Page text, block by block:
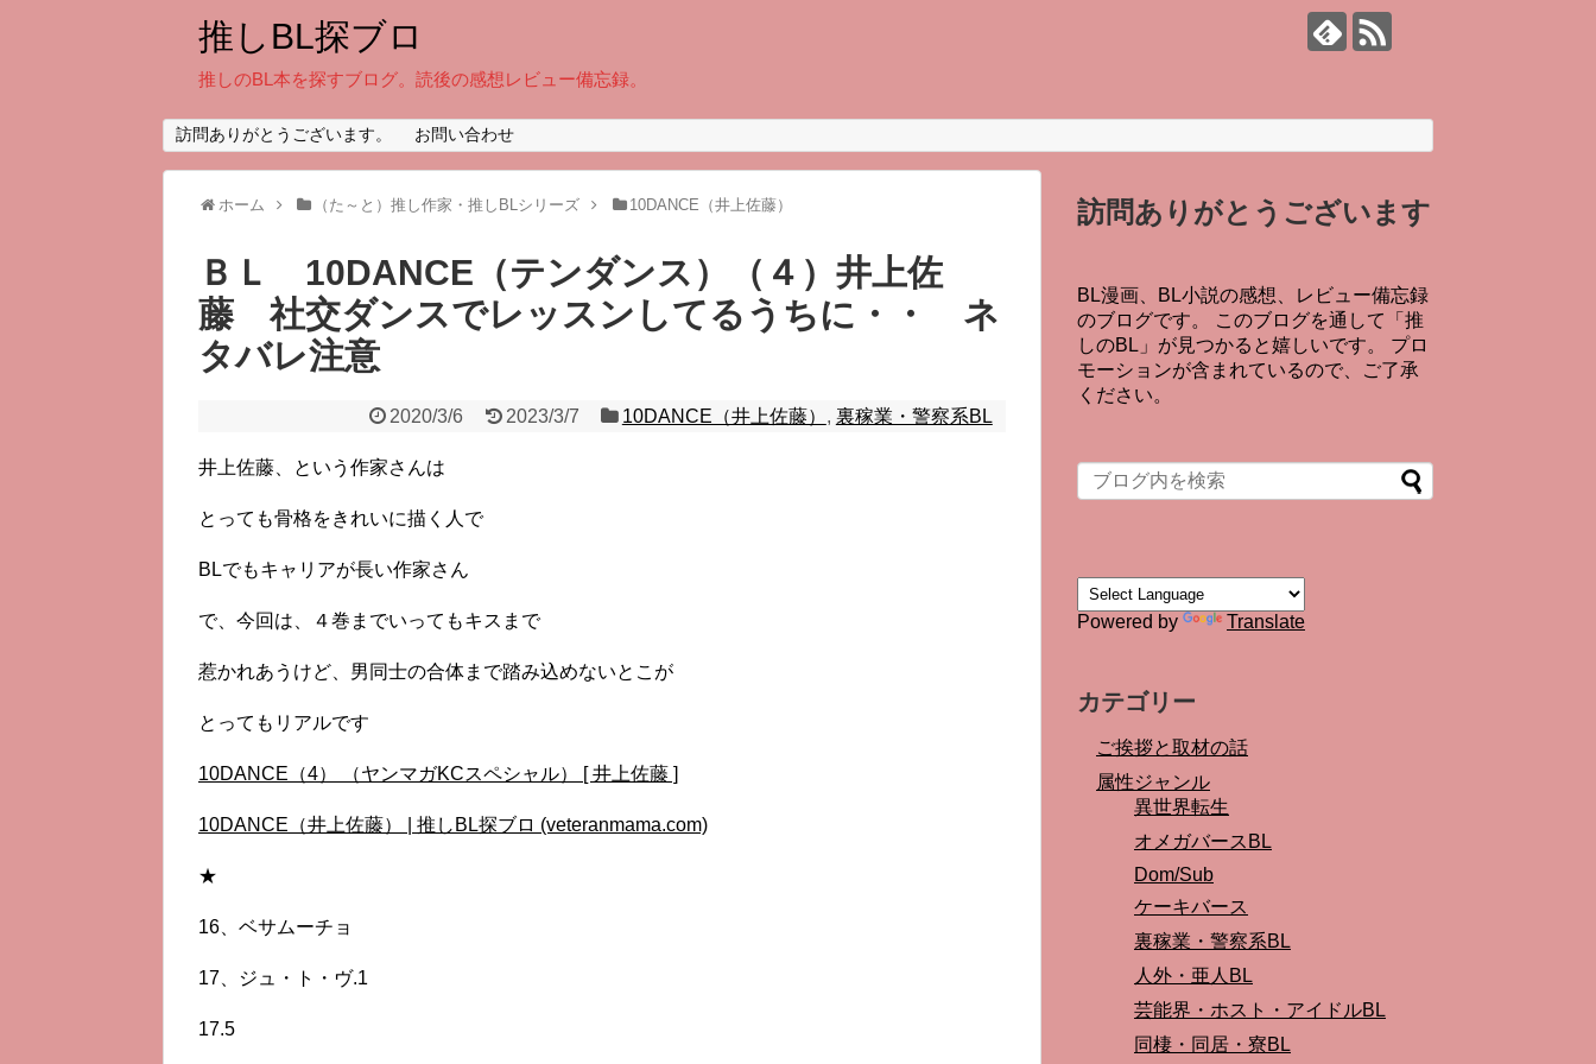
推しBL探ブロ
推しのBL本を探すブログ。読後の感想レビュー備忘録。
訪問ありがとうございます。 お問い合わせ
ホーム （た～と）推し作家・推しBLシリーズ 10DANCE（井上佐藤）
ＢＬ 10DANCE（テンダンス）（４）井上佐
藤 社交ダンスでレッスンしてるうちに・・ ネ
タバレ注意
2020/3/6 2023/3/7 10DANCE（井上佐藤） , 裏稼業・警察系BL
井上佐藤、という作家さんは
とっても骨格をきれいに描く人で
BLでもキャリアが長い作家さん
で、今回は、４巻までいってもキスまで
惹かれあうけど、男同士の合体まで踏み込めないとこが
とってもリアルです
10DANCE（4） （ヤンマガKCスペシャル） [ 井上佐藤 ]
10DANCE（井上佐藤） | 推しBL探ブロ (veteranmama.com)
★
16、ベサムーチョ
17、ジュ・ト・ヴ.1
17.5
訪問ありがとうございます
BL漫画、BL小説の感想、レビュー備忘録
のブログです。 このブログを通して「推
しのBL」が見つかると嬉しいです。 プロ
モーションが含まれているので、ご了承
ください。
Powered by Translate
カテゴリー
ご挨拶と取材の話
属性ジャンル
異世界転生
オメガバースBL
Dom/Sub
ケーキバース
裏稼業・警察系BL
人外・亜人BL
芸能界・ホスト・アイドルBL
同棲・同居・寮BL